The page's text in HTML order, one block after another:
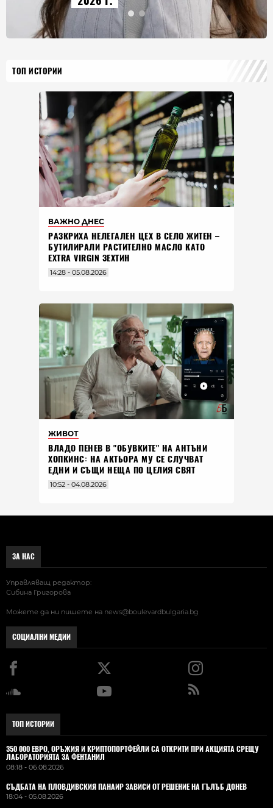
ТОП ИСТОРИИ
ВАЖНО ДНЕС
РАЗКРИХА НЕЛЕГАЛЕН ЦЕХ В СЕЛО ЖИТЕН –
БУТИЛИРАЛИ РАСТИТЕЛНО МАСЛО КАТО
EXTRA VIRGIN ЗЕХТИН
14:28 - 05.08.2026
ЖИВОТ
ВЛАДO ПЕНЕВ В "ОБУВКИТЕ" НА АНТЪНИ
ХОПКИНС: НА АКТЬОРА МУ СЕ СЛУЧВАТ
ЕДНИ И СЪЩИ НЕЩА ПО ЦЕЛИЯ СВЯТ
10:52 - 04.08.2026
ЗА НАС
Управляващ редактор:
Сибина Григорова
Можете да ни пишете на news@boulevardbulgaria.bg
СОЦИАЛНИ МЕДИИ
ТОП ИСТОРИИ
350 000 ЕВРО, ОРЪЖИЯ И КРИПТОПОРТФЕЙЛИ СА ОТКРИТИ ПРИ АКЦИЯТА СРЕЩУ
ЛАБОРАТОРИЯТА ЗА ФЕНТАНИЛ
08:18 - 06.08.2026
СЪДБАТА НА ПЛОВДИВСКИЯ ПАНАИР ЗАВИСИ ОТ РЕШЕНИЕ НА ГЪЛЪБ ДОНЕВ
18:04 - 05.08.2026